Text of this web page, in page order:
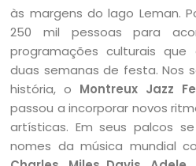
às margens do lago Leman.
250 mil pessoas para
programações culturais
duas semanas de festa. Nos
história, o Montreux Jazz
passou a incorporar novos
artísticas. Em seus palcos
nomes da música mundial